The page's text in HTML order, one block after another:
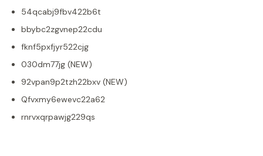
54qcabj9fbv422b6t
bbybc2zgvnep22cdu
fknf5pxfjyr522cjg
030dm77jg (NEW)
92vpan9p2tzh22bxv (NEW)
Qfvxmy6ewevc22a62
rnrvxqrpawjg229qs